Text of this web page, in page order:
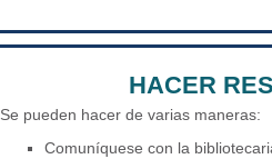
HACER
Se pueden hacer de varias maneras:
Comuníquese con la